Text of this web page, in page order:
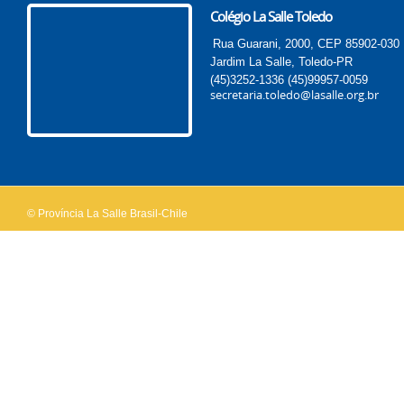
Colégio La Salle Toledo
Rua Guarani, 2000, CEP 85902-030
Jardim La Salle, Toledo-PR
(45)3252-1336 (45)99957-0059
secretaria.toledo@lasalle.org.br
© Província La Salle Brasil-Chile